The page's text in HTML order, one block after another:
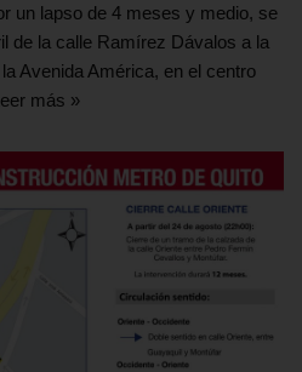
un lapso de 4 meses y medio, se
de la calle Ramírez Dávalos a la
Avenida América, en el centro
más »